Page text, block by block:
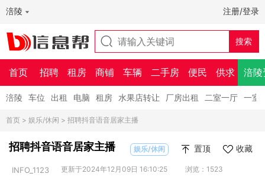
涪陵 注册/登录
首页 招聘 租房 商铺 车辆 二手房 便民 供求 涪陵
涪陵 车位 出租 电脑 租房 水果店转让 厂房出租 二室一厅 一室
首页 > 娱乐/休闲 > 招聘抖音语音居家主播
招聘抖音语音居家主播 娱乐/休闲 置顶 收藏
INFO_1123 更新于2024年12月09日 16:10:25 浏览：1523